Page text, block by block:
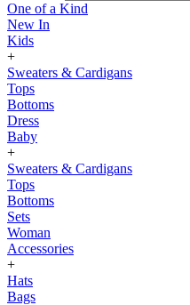
One of a Kind
New In
Kids
+
Sweaters & Cardigans
Tops
Bottoms
Dress
Baby
+
Sweaters & Cardigans
Tops
Bottoms
Sets
Woman
Accessories
+
Hats
Bags